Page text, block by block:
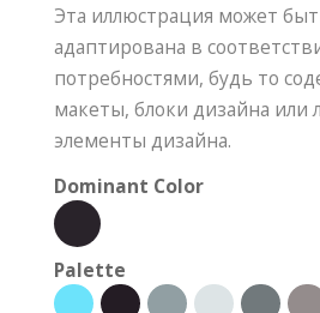
Эта иллюстрация может
адаптирована в
потребностями, будь то
макеты, блоки дизайна или
элементы дизайна.
Dominant Color
Palette